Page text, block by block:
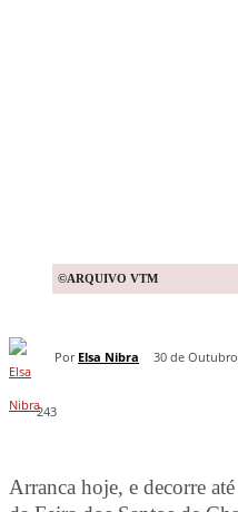
©ARQUIVO VTM
Por Elsa Nibra 30 de
243
Arranca hoje, e decorre